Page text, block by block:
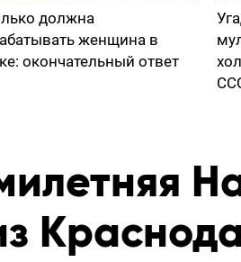
должна
женщина в
окончательный ответ